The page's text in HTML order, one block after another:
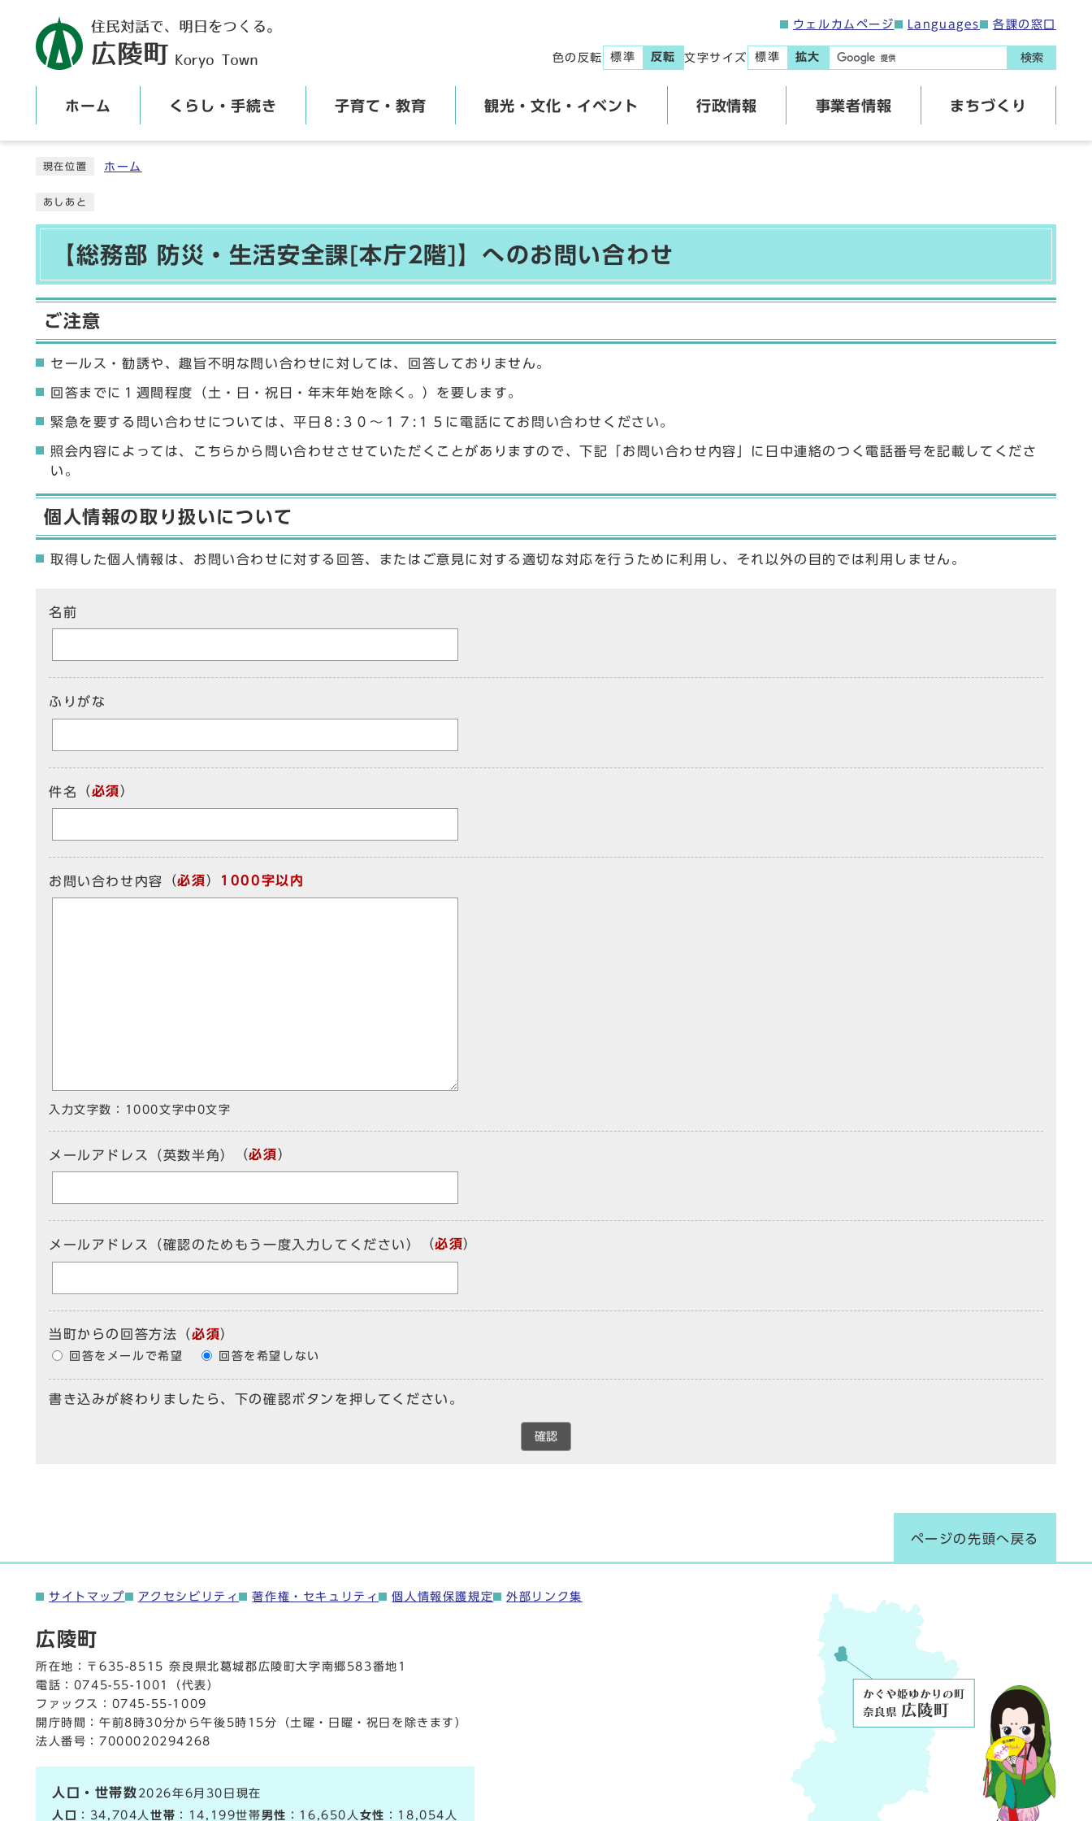
ウェルカムページ Languages 各課の窓口
色の反転 標準 反転 文字サイズ 標準 拡大 検索
ホーム くらし・手続き 子育て・教育 観光・文化・イベント 行政情報 事業者情報 まちづくり
現在位置 ホーム
あしあと
【総務部 防災・生活安全課[本庁2階]】へのお問い合わせ
ご注意
セールス・勧誘や、趣旨不明な問い合わせに対しては、回答しておりません。
回答までに１週間程度（土・日・祝日・年末年始を除く。）を要します。
緊急を要する問い合わせについては、平日８:３０〜１７:１５に電話にてお問い合わせください。
照会内容によっては、こちらから問い合わせさせていただくことがありますので、下記「お問い合わせ内容」に日中連絡のつく電話番号を記載してくださ
い。
個人情報の取り扱いについて
取得した個人情報は、お問い合わせに対する回答、またはご意見に対する適切な対応を行うために利用し、それ以外の目的では利用しません。
名前
ふりがな
件名 （必須）
お問い合わせ内容 （必須） 1000字以内
入力文字数： 1000文字中 0文字
メールアドレス（英数半角） （必須）
メールアドレス（確認のためもう一度入力してください） （必須）
当町からの回答方法 （必須）
回答をメールで希望 回答を希望しない
書き込みが終わりましたら、下の確認ボタンを押してください。
確認
ページの先頭へ戻る
サイトマップ アクセシビリティ 著作権・セキュリティ 個人情報保護規定 外部リンク集
広陵町
所在地：〒635-8515 奈良県北葛城郡広陵町大字南郷583番地1
電話： 0745-55-1001
（代表）
ファックス：0745-55-1009
開庁時間：午前8時30分から午後5時15分（土曜・日曜・祝日を除きます）
法人番号：7000020294268
人口・世帯数 2026年6月30日現在
人口
：34,704人世帯 ：14,199世帯男性 ：16,650人 女性 ：18,054人